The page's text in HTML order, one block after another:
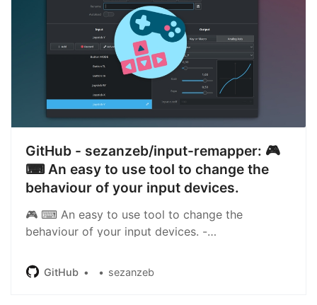
GitHub - sezanzeb/input-remapper: 🎮
⌨ An easy to use tool to change the
behaviour of your input devices.
🎮 ⌨ An easy to use tool to change the
behaviour of your input devices. -
GitHub sezanzeb